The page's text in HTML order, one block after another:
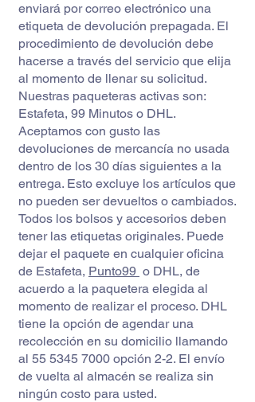
enviará por correo electrónico una
etiqueta de devolución prepagada. El
procedimiento de devolución debe
hacerse a través del servicio que elija
al momento de llenar su solicitud.
Nuestras paqueteras activas son:
Estafeta, 99 Minutos o DHL.
Aceptamos con gusto las
devoluciones de mercancía no usada
dentro de los 30 días siguientes a la
entrega. Esto excluye los artículos que
no pueden ser devueltos o cambiados.
Todos los bolsos y accesorios deben
tener las etiquetas originales. Puede
dejar el paquete en cualquier oficina
de Estafeta, Punto99 o DHL, de
acuerdo a la paquetera elegida al
momento de realizar el proceso. DHL
tiene la opción de agendar una
recolección en su domicilio llamando
al 55 5345 7000 opción 2-2. El envío
de vuelta al almacén se realiza sin
ningún costo para usted.